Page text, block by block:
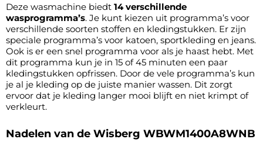
Deze wasmachine biedt 14 verschillende
wasprogramma’s. Je kunt kiezen uit programma’s voor
verschillende soorten stoffen en kledingstukken. Er zijn
speciale programma’s voor katoen, sportkleding en jeans.
Ook is er een snel programma voor als je haast hebt. Met
dit programma kun je in 15 of 45 minuten een paar
kledingstukken opfrissen. Door de vele programma’s kun
je al je kleding op de juiste manier wassen. Dit zorgt
ervoor dat je kleding langer mooi blijft en niet krimpt of
verkleurt.
Nadelen van de Wisberg WBWM1400A8WNB